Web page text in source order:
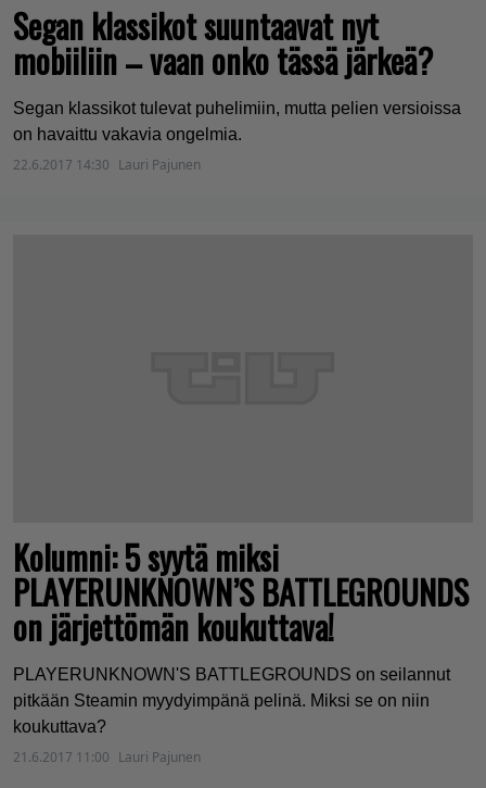
Segan klassikot suuntaavat nyt
mobiiliin – vaan onko tässä järkeä?
Segan klassikot tulevat puhelimiin, mutta pelien versioissa
on havaittu vakavia ongelmia.
22.6.2017 14:30 Lauri Pajunen
Kolumni: 5 syytä miksi
PLAYERUNKNOWN’S BATTLEGROUNDS
on järjettömän koukuttava!
PLAYERUNKNOWN'S BATTLEGROUNDS on seilannut
pitkään Steamin myydyimpänä pelinä. Miksi se on niin
koukuttava?
21.6.2017 11:00 Lauri Pajunen